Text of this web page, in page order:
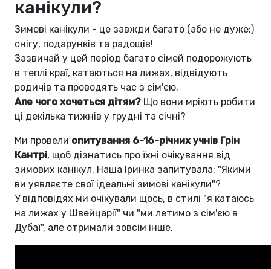
канікули?
Зимові канікули - це завжди багато (або не дуже:)
снігу, подарунків та радощів!
Зазвичай у цей період багато сімей подорожують
в теплі краї, катаються на лижах, відвідують
родичів та проводять час з сім'єю.
Але чого хочеться дітям? Що вони мріють робити
ці декілька тижнів у грудні та січні?
Ми провели опитування 6-16-річних учнів Грін
Кантрі, щоб дізнатись про їхні очікування від
зимових канікул. Наша Іринка запитувала: "Якими
ви уявляєте свої ідеальні зимові канікули"?
У відповідях ми очікували щось, в стилі "я катаюсь
на лижах у Швейцарії" чи "ми летимо з сім'єю в
Дубаї", але отримали зовсім інше.